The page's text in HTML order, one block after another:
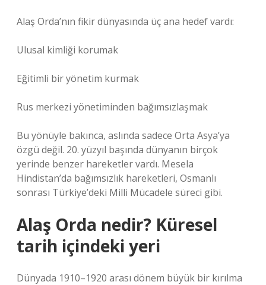
Alaş Orda’nın fikir dünyasında üç ana hedef vardı:
Ulusal kimliği korumak
Eğitimli bir yönetim kurmak
Rus merkezi yönetiminden bağımsızlaşmak
Bu yönüyle bakınca, aslında sadece Orta Asya’ya
özgü değil. 20. yüzyıl başında dünyanın birçok
yerinde benzer hareketler vardı. Mesela
Hindistan’da bağımsızlık hareketleri, Osmanlı
sonrası Türkiye’deki Milli Mücadele süreci gibi.
Alaş Orda nedir? Küresel
tarih içindeki yeri
Dünyada 1910–1920 arası dönem büyük bir kırılma